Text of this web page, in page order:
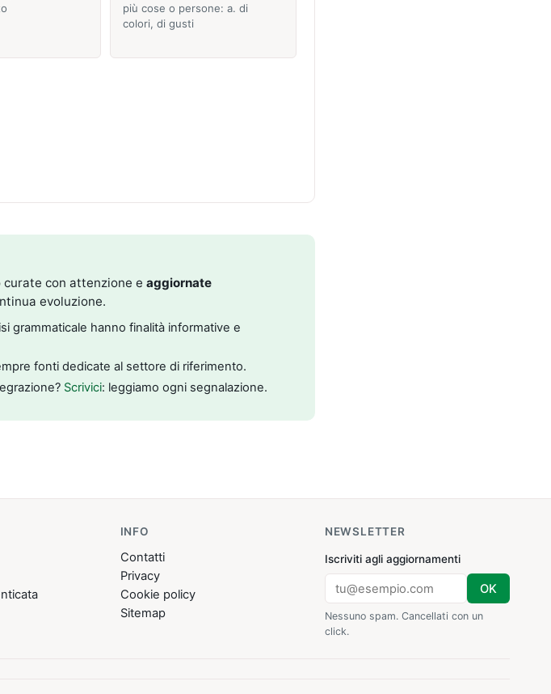
più cose o persone: a. di
colori, di gusti
con attenzione e aggiornate
evoluzione.
grammaticale hanno finalità informative e
fonti dedicate al settore di riferimento.
Scrivici: leggiamo ogni segnalazione.
INFO
Contatti
Privacy
Cookie policy
Sitemap
NEWSLETTER
Iscriviti agli aggiornamenti
OK
Nessuno spam. Cancellati con un
click.